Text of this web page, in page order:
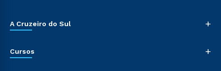
A Cruzeiro do Sul +
Cursos +